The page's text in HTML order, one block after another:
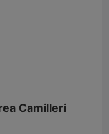
Camilleri